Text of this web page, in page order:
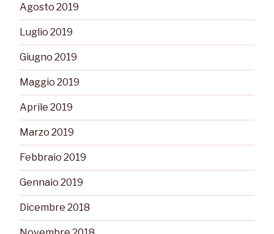
Agosto 2019
Luglio 2019
Giugno 2019
Maggio 2019
Aprile 2019
Marzo 2019
Febbraio 2019
Gennaio 2019
Dicembre 2018